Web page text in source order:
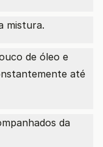
mistura.
de óleo e
até
da